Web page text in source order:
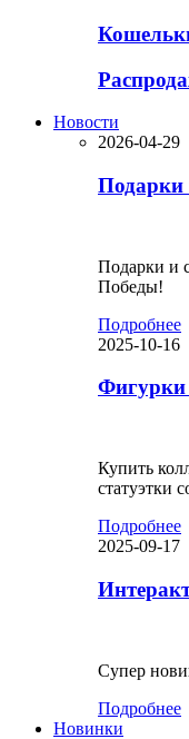
Новости
2026-04-29
Подарки
Подарки и
Победы!
Подробнее
2025-10-16
Фигурки
Купить
статуэтки
Подробнее
2025-09-17
Супер
Подробнее
Новинки